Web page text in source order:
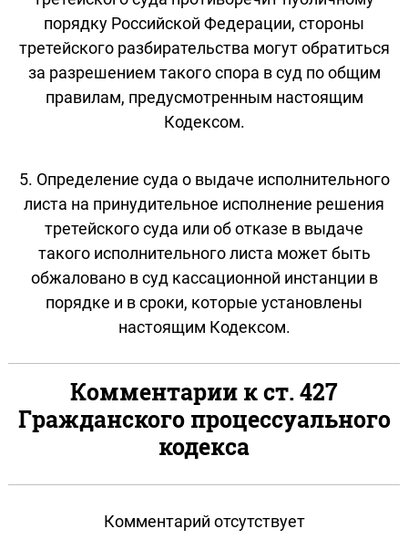
порядку Российской Федерации, стороны
третейского разбирательства могут обратиться
за разрешением такого спора в суд по общим
правилам, предусмотренным настоящим
Кодексом.
5. Определение суда о выдаче исполнительного
листа на принудительное исполнение решения
третейского суда или об отказе в выдаче
такого исполнительного листа может быть
обжаловано в суд кассационной инстанции в
порядке и в сроки, которые установлены
настоящим Кодексом.
Комментарии к ст. 427
Гражданского процессуального
кодекса
Комментарий отсутствует